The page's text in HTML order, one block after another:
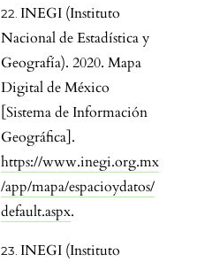
INEGI (Instituto
Nacional de Estadística y
Geografía). 2020. Mapa
Digital de México
[Sistema de Información
Geográfica].
https://www.inegi.org.mx
/app/mapa/espacioydatos/
default.aspx.
INEGI (Instituto